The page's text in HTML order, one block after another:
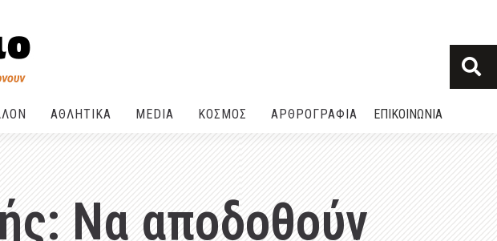
ΑΘΛΗΤΙΚΑ MEDIA ΚΟΣΜΟΣ ΑΡΘΡΟΓΡΑΦΙΑ ΕΠΙΚΟΙΝΩΝΙΑ
Να αποδοθούν